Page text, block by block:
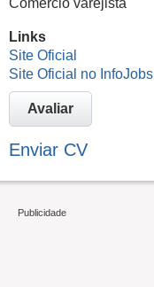
Comércio varejista
Links
Site Oficial
Site Oficial no InfoJobs
Avaliar
Enviar CV